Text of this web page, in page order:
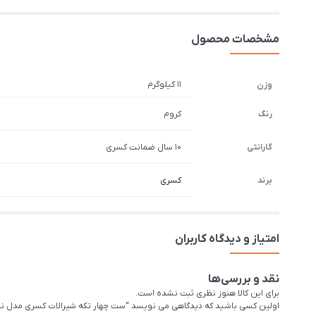
مشخصات محصول
وزن 11 کیلوگرم
رنگ کروم
گارانتی 10 سال ضمانت کسری
برند کسری
امتیاز و دیدگاه کاربران
نقد و بررسی‌ها
برای این کالا هنوز نظری ثبت نشده است.
اولین کسی باشید که دیدگاهی می نویسد “ست چهار تکه شیرالات کسری مدل